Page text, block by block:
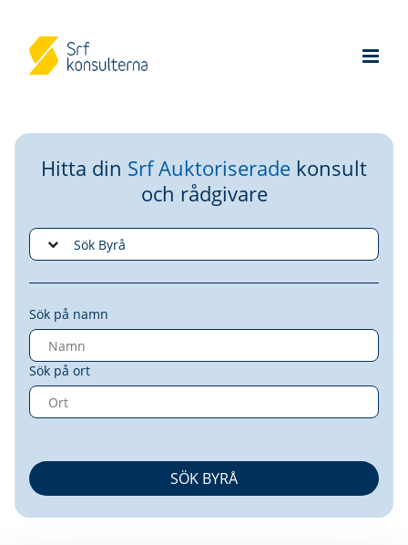
Hitta din Srf Auktoriserade konsult
och rådgivare
Sök på namn
Sök på ort